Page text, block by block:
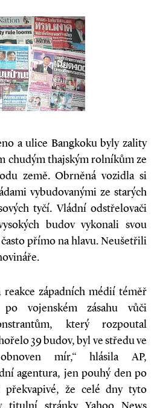
a ulice Bangkoku byly zality
chudým thajským rolníkům ze
země. Obrněná vozidla si
vybudovanými ze starých
tyčí. Vládní odstřelovači
budov vykonali svou
přímo na hlavu. Neušetřili
reakce západních médií téměř
po vojenském zásahu vůči
který rozpoutal
39 budov, byl ve středu ve
mír,“ hlásila AP,
agentura, jen pouhý den po
překvapivé, že celé dny tyto